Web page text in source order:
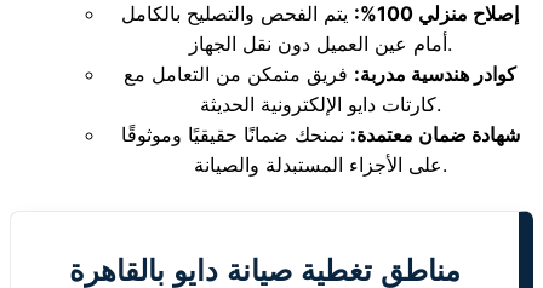
إصلاح منزلي 100%:
يتم الفحص والتصليح بالكامل
أمام عين العميل دون نقل الجهاز.
كوادر هندسية مدربة: فريق متمكن من التعامل مع
كارتات دايو الإلكترونية الحديثة.
شهادة ضمان معتمدة: نمنحك ضمانًا حقيقيًا وموثوقًا
على الأجزاء المستبدلة والصيانة.
مناطق تغطية صيانة دايو بالقاهرة